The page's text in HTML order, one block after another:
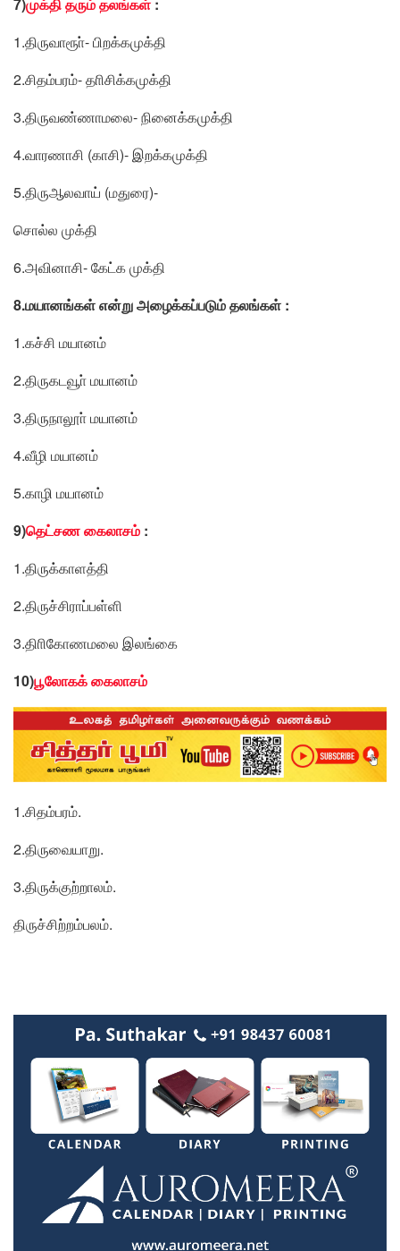
1.திருவாரூா்- பிறக்கமுக்தி
2.சிதம்பரம்- தாிசிக்கமுக்தி
3.திருவண்ணாமலை- நினைக்கமுக்தி
4.வாரணாசி (காசி)- இறக்கமுக்தி
5.திருஆலவாய் (மதுரை)-
சொல்ல முக்தி
6.அவினாசி- கேட்க முக்தி
8.மயானங்கள் என்று அழைக்கப்படும் தலங்கள் :
1.கச்சி மயானம்
2.திருகடவூா் மயானம்
3.திருநாலூா் மயானம்
4.வீழி மயானம்
5.காழி மயானம்
9)தெட்சண கைலாசம் :
1.திருக்காளத்தி
2.திருச்சிராப்பள்ளி
3.திாிகோணமலை இலங்கை
10)பூலோகக் கைலாசம்
1.சிதம்பரம்.
2.திருவையாறு.
3.திருக்குற்றாலம்.
திருச்சிற்றம்பலம்.